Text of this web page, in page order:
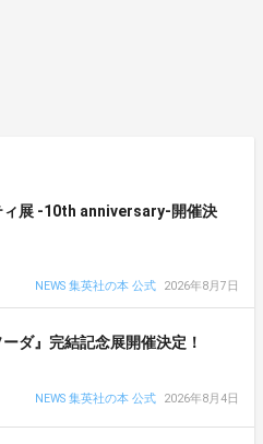
ィ展 -10th anniversary-開催決
NEWS 集英社の本 公式
2026年8月7日
ーダ』完結記念展開催決定！
NEWS 集英社の本 公式
2026年8月4日